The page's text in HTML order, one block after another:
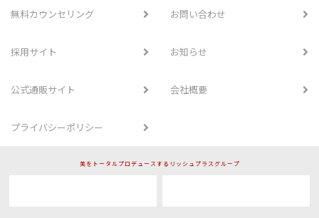
無料カウンセリング お問い合わせ
採用サイト お知らせ
公式通販サイト 会社概要
プライバシーポリシー
美をトータルプロデュースするリッシュプラスグループ